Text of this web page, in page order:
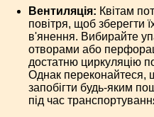
Вентиляція: Квітам
повітря, щоб зберегти
в'янення. Вибирайте
отворами або
достатню циркуляцію
Однак переконайтеся,
запобігти будь-яким
під час